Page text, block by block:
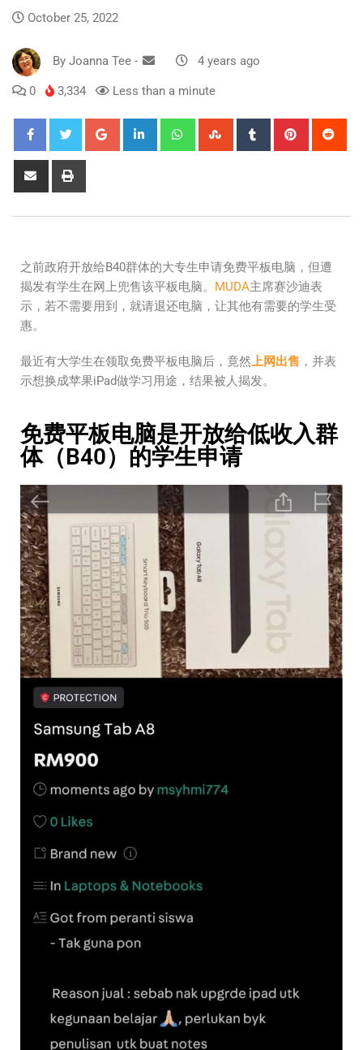
October 25, 2022
By Joanna Tee - 4 years ago
0 3,334 Less than a minute
之前政府开放给B40群体的大专生申请免费平板电脑，但遭
揭发有学生在网上兜售该平板电脑。 MUDA主席赛沙迪表
示，若不需要用到，就请退还电脑，让其他有需要的学生受
惠。
最近有大学生在领取免费平板电脑后，竟然上网出售 ，并表
示想换成苹果iPad做学习用途，结果被人揭发。
免费平板电脑是开放给低收入群
体（B40）的学生申请